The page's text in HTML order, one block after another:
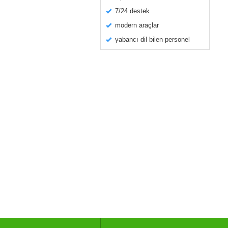
7/24 destek
modern araçlar
yabancı dil bilen personel